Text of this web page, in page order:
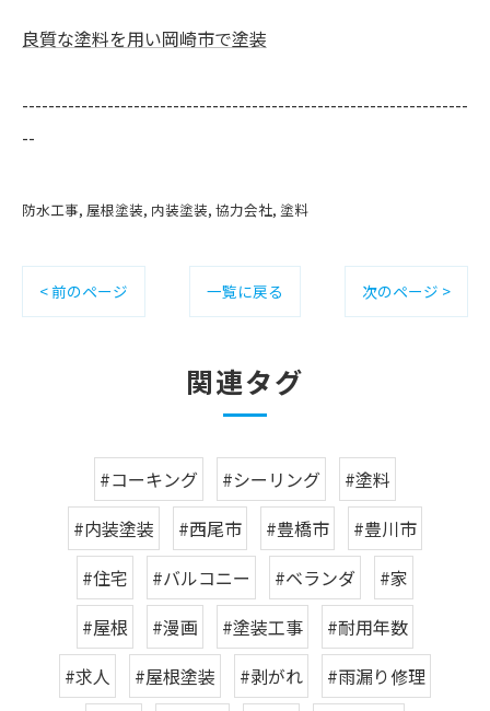
良質な塗料を用い岡崎市で塗装
--------------------------------------------------------------------
--
防水工事 屋根塗装 内装塗装 協力会社 塗料
< 前のページ 一覧に戻る 次のページ >
関連タグ
#コーキング #シーリング
#塗料
#内装塗装
#西尾市 #豊橋市
#豊川市
#住宅
#バルコニー #ベランダ
#家
#屋根
#漫画 #塗装工事
#耐用年数
#求人
#屋根塗装 #剥がれ
#雨漏り修理